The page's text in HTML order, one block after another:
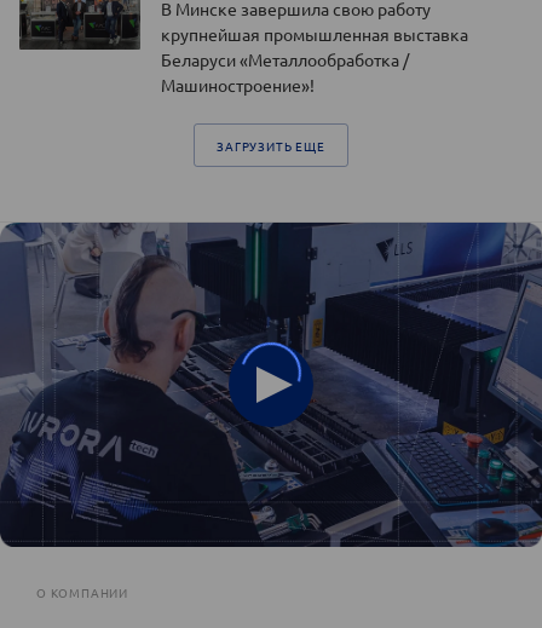
В Минске завершила свою работу
крупнейшая промышленная выставка
Беларуси «Металлообработка /
Машиностроение»!
ЗАГРУЗИТЬ ЕЩЕ
О КОМПАНИИ